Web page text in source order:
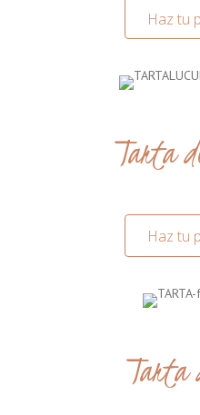
Haz tu
Tarta
Haz tu
Tarta